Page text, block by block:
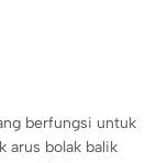
berfungsi untuk
arus bolak balik